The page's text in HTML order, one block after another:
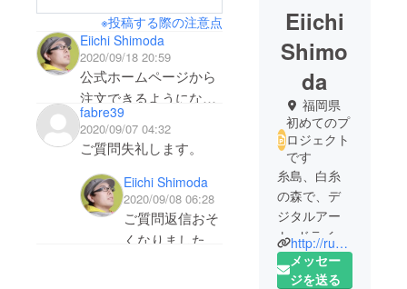
※投稿する際の注意点
Eiichi Shimoda
2020/09/18 20:59
公式ホームページから
注文できるようになっ
ております。
ドライブインシア
トドライブ (Forest
Night Drive itoshima)糸
島 HP
fabre39
2020/09/07 04:32
ご質問失礼します。
シーズンチケットを購
入する場合、上映回数
は何回位になります
Eiichi Shimoda
2020/09/08 06:28
ご質問返信おそ
くなりました。
Eiichi
Shimo
da
福岡県
初めてのプ
ロジェクト
です
糸島、白糸
の森で、デ
ジタルアー
ト+ドライブ
インシア
ターはじめ
http://run-hun.co.jp
メッセー
ジを送る